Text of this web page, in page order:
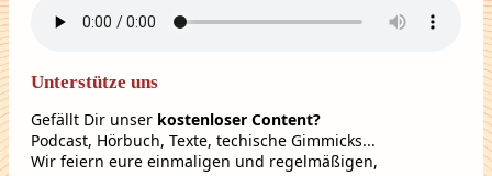
Unterstütze uns
Gefällt Dir unser kostenloser Content?
Podcast, Hörbuch, Texte, techische Gimmicks...
Wir feiern eure einmaligen und regelmäßigen,